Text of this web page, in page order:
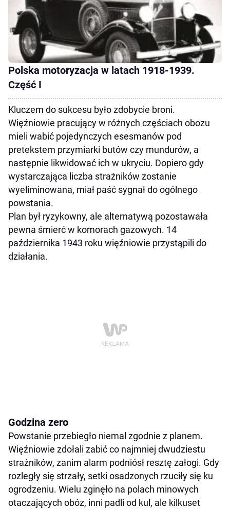
Polska motoryzacja w latach 1918-1939.
Część I
Kluczem do sukcesu było zdobycie broni.
Więźniowie pracujący w różnych częściach obozu
mieli wabić pojedynczych esesmanów pod
pretekstem przymiarki butów czy mundurów, a
następnie likwidować ich w ukryciu. Dopiero gdy
wystarczająca liczba strażników zostanie
wyeliminowana, miał paść sygnał do ogólnego
powstania.
Plan był ryzykowny, ale alternatywą pozostawała
pewna śmierć w komorach gazowych. 14
października 1943 roku więźniowie przystąpili do
działania.
Godzina zero
Powstanie przebiegło niemal zgodnie z planem.
Więźniowie zdołali zabić co najmniej dwudziestu
strażników, zanim alarm podniósł resztę załogi. Gdy
rozległy się strzały, setki osadzonych rzuciły się ku
ogrodzeniu. Wielu zginęło na polach minowych
otaczających obóz, inni padli od kul, ale kilkuset